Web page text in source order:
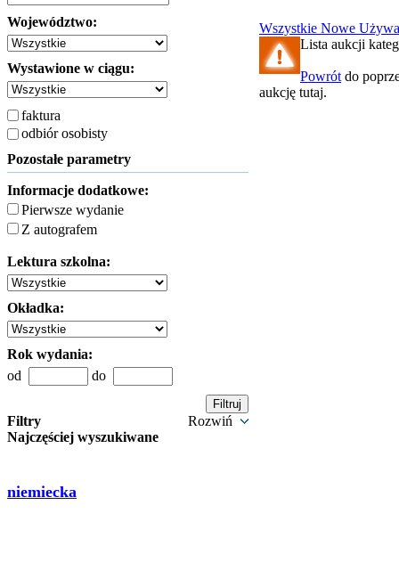
Województwo:
Wystawione w ciągu:
faktura
odbiór osobisty
Pozostałe parametry
Informacje dodatkowe:
Pierwsze wydanie
Z autografem
Lektura szkolna:
Okładka:
Rok wydania:
od
do
Filtry
Rozwiń
Najczęściej wyszukiwane
niemiecka
Wszystkie Nowe
Lista aukcji
Powrót do
aukcję tutaj.